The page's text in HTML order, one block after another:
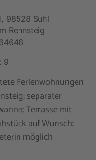
98528 Suhl
Rennsteig
9
Ferienwohnungen
separater
Terrasse mit
auf Wunsch;
möglich